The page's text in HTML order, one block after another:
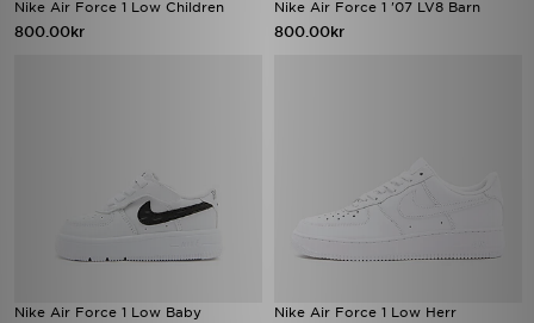
Nike Air Force 1 Low Children
800.00kr
Nike Air Force 1 '07 LV8 Barn
800.00kr
Nike Air Force 1 Low Baby Nike Air Force 1 Low Herr